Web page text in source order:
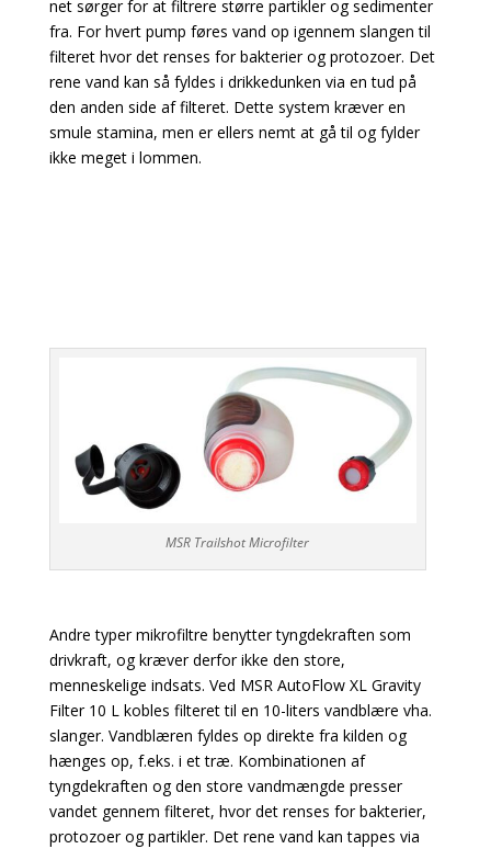
net sørger for at filtrere større partikler og sedimenter
fra. For hvert pump føres vand op igennem slangen til
filteret hvor det renses for bakterier og protozoer. Det
rene vand kan så fyldes i drikkedunken via en tud på
den anden side af filteret. Dette system kræver en
smule stamina, men er ellers nemt at gå til og fylder
ikke meget i lommen.
MSR Trailshot Microfilter
Andre typer mikrofiltre benytter tyngdekraften som
drivkraft, og kræver derfor ikke den store,
menneskelige indsats. Ved MSR AutoFlow XL Gravity
Filter 10 Lkobles filteret til en 10-liters vandblære vha.
slanger. Vandblæren fyldes op direkte fra kilden og
hænges op, f.eks. i et træ. Kombinationen af
tyngdekraften og den store vandmængde presser
vandet gennem filteret, hvor det renses for bakterier,
protozoer og partikler. Det rene vand kan tappes via